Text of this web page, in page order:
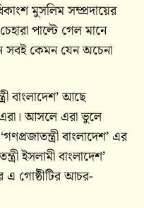
মুসলিম সম্প্রদায়ের
পাল্টে গেল মানে
সবই কেমন যেন অচেনা
বাংলাদেশ’ আছে
এরা। আসলে এরা ভুলে
বাংলাদেশ’ এর
ইসলামী বাংলাদেশ’
গোষ্ঠীটির আচর-